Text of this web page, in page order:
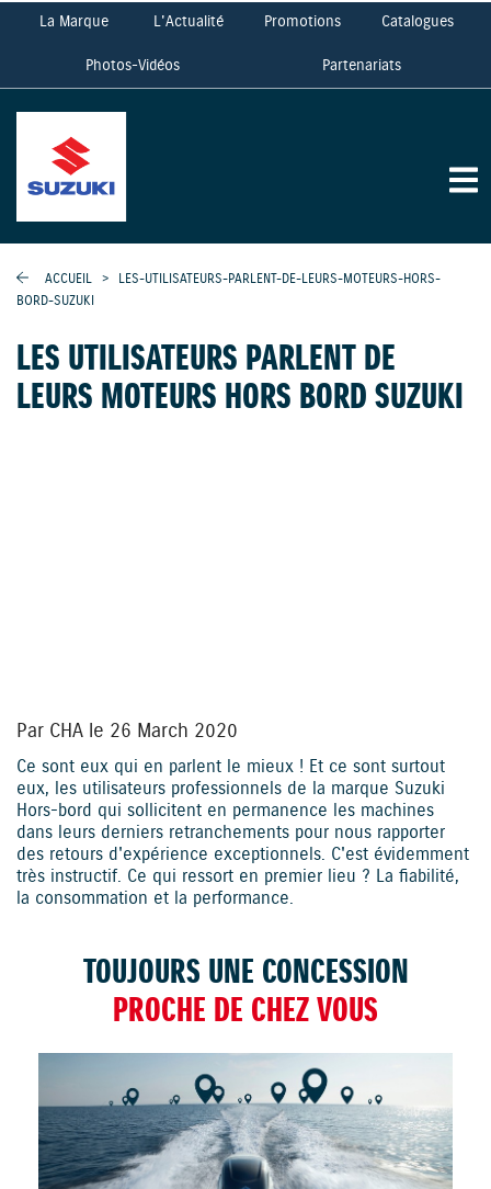
La Marque L'Actualité Promotions Catalogues
Photos-Vidéos Partenariats
ACCUEIL >
LES-UTILISATEURS-PARLENT-DE-LEURS-MOTEURS-HORS-
BORD-SUZUKI
LES UTILISATEURS PARLENT DE
LEURS MOTEURS HORS BORD SUZUKI
Par CHA le 26 March 2020
Ce sont eux qui en parlent le mieux ! Et ce sont surtout
eux, les utilisateurs professionnels de la marque Suzuki
Hors-bord qui sollicitent en permanence les machines
dans leurs derniers retranchements pour nous rapporter
des retours d'expérience exceptionnels. C'est évidemment
très instructif. Ce qui ressort en premier lieu ? La fiabilité,
la consommation et la performance.
TOUJOURS UNE CONCESSION
PROCHE DE CHEZ VOUS